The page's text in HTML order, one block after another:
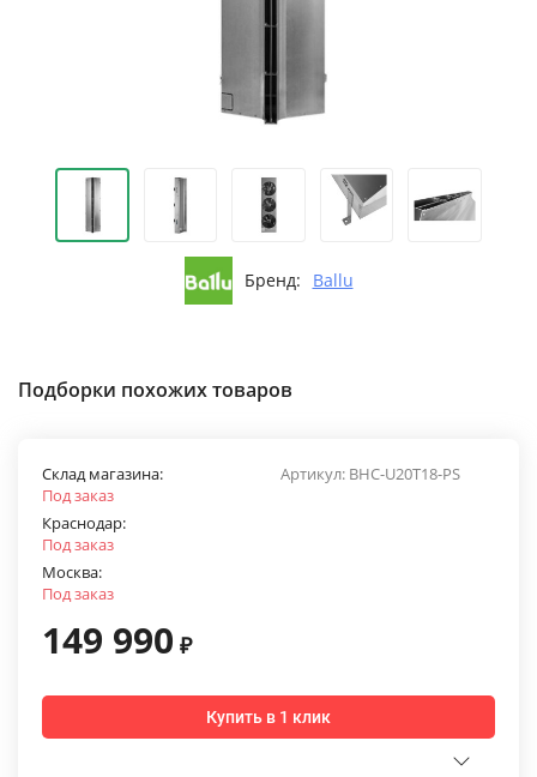
Бренд: Ballu
Подборки похожих товаров
Артикул: BHC-U20T18-PS
Склад магазина:
Под заказ
Краснодар:
Под заказ
Москва:
Под заказ
149 990 ₽
Купить в 1 клик